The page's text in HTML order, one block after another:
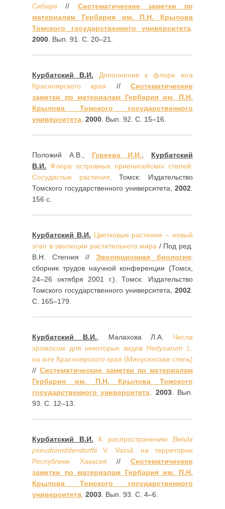
Сибири // Систематические заметки по
материалам Гербария им. П.Н. Крылова
Томского государственного университета.
2000. Вып. 91. С. 20–21.
Курбатский В.И.
Дополнение к флоре юга
Красноярского края //Систематические
заметки по материалам Гербария им. П.Н.
Крылова Томского государственного
университета. 2000. Вып. 92. С. 15–16.
Положий А.В., Гуреева И.И., Курбатский
В.И. Флора островных приенисейских степей:
Сосудистые растения. Томск: Издательство
Томского государственного университета, 2002.
156 с.
Курбатский В.И. Цветковые растения – новый
этап в эволюции растительного мира / Под ред.
В.Н. Стегния // Эволюционная биология:
сборник трудов научной конференции (Томск,
24–26 октября 2001 г.). Томск: Издательство
Томского государственного университета, 2002.
С. 165–179.
Курбатский В.И., Малахова Л.А. Числа
хромосом для некоторых видовHedysarum L.
на юге Красноярского края (Минусинская степь)
//Систематические заметки по материалам
Гербария им. П.Н. Крылова Томского
государственного университета. 2003. Вып.
93. С. 12–13.
Курбатский В.И. К распространению Betula
pseudomiddendorffiiV. Vassil. на территории
Республики Хакасия //Систематические
заметки по материалам Гербария им. П.Н.
Крылова Томского государственного
университета. 2003. Вып. 93. С. 4–6.